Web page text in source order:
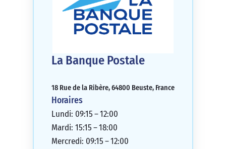
La Banque Postale
18 Rue de la Ribère, 64800 Beuste, France
Horaires
Lundi: 09:15 – 12:00
Mardi: 15:15 – 18:00
Mercredi: 09:15 – 12:00